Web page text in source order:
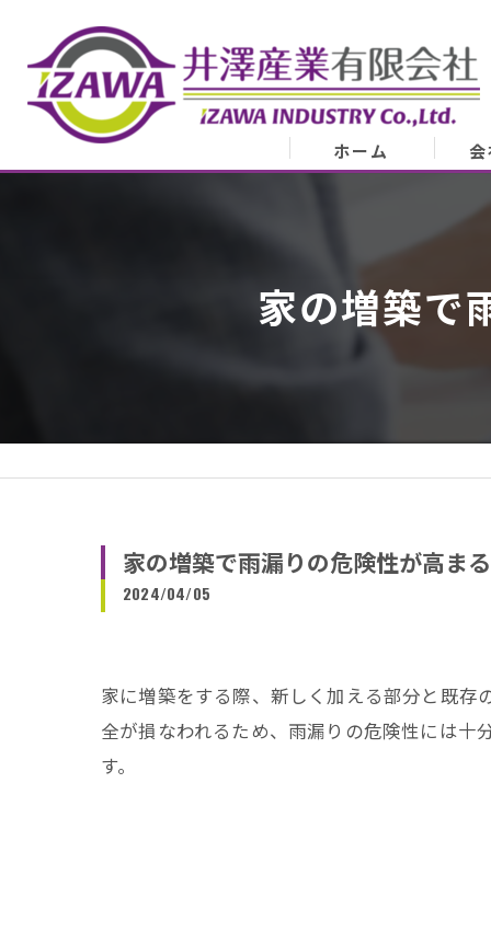
ホーム
代
家の増築で
家の増築で雨漏りの危険性が高ま
2024/04/05
家に増築をする際、新しく加える部分と既
全が損なわれるため、雨漏りの危険性には
す。